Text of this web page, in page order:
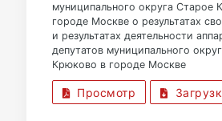
муниципального округа Старое
городе Москве о результатах
и результатах деятельности
депутатов муниципального
Крюково в городе Москве
Просмотр